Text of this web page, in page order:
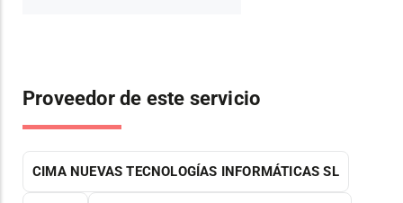
Proveedor de este servicio
CIMA NUEVAS TECNOLOGÍAS INFORMÁTICAS SL